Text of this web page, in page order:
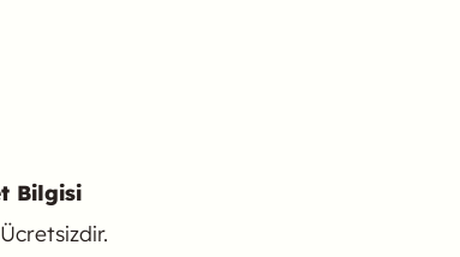
Bilgisi